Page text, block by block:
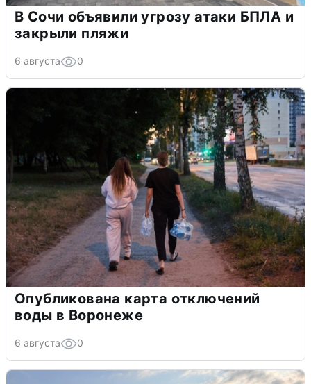
В Сочи объявили угрозу атаки БПЛА и
закрыли пляжи
6 августа 0
Опубликована карта отключений
воды в Воронеже
6 августа 0